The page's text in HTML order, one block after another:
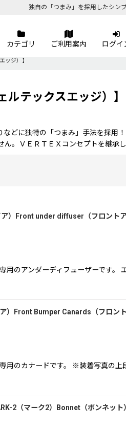
独自の「つまみ」を採用したシン
カテゴリ ご利用案内 ログイ
ッジ）】
ルテックスエッジ）】
どに独特の「つまみ」手法を採
。ＶＥＲＴＥＸコンセプトを継承
ア）Front under diffuser（フロント
用のアンダーディフューザーです
ア）Front Bumper Canards（フロン
用のカナードです。 ※装着写真の
2（マーク2）Bonnet（ボンネット）